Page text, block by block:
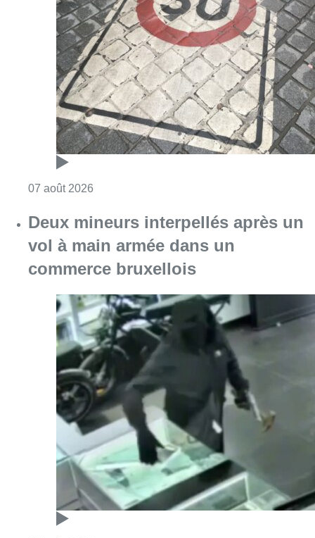
07 août 2026
Deux mineurs interpellés après un
vol à main armée dans un
commerce bruxellois